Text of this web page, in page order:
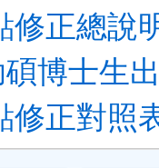
修正總說
博士生
修正對照